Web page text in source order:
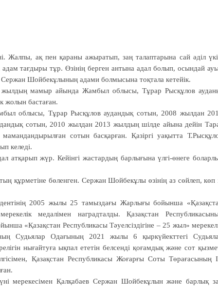
Жалпы, ақ пен қараны ажыратып, заң талаптарына сай әділ
тағдыры тұр. Өзінің берген антына адал болып, осындай
Шойбекұлының адами болмысына тоқтала кетейік.
жылдың мамыр айында Жамбыл облысы, Тұрар Рысқұлов
жолын бастаған.
облысы, Тұрар Рысқұлов аудандық сотын, 2008 жылдан
сотын, 2010 жылдан 2013 жылдың шілде айына дейін
сотын басқарған. Қазіргі уақытта
келеді.
атқарып жүр. Кейінгі жастардың барлығына үлгі-өнеге
құрметіне бөленген. Сержан Шойбекұлы өзінің аз сөйлеп, көп
2005 жылы 25 тамыздағы Жарлығы бойынша
медалімен наградталды. Қазақстан
«Қазақстан Республикасы Тәуелсіздігіне – 25 жыл»
Судьялар Одағының 2021 жылы 6 қыркүйекттегі
нығайтуға ықпал ететін белсенді қоғамдық және сот
Қазақстан Республикасы Жоғарғы Соты Төрағасының
мерекесімен Қалқабаев Сержан Шойбекұлын және барлық